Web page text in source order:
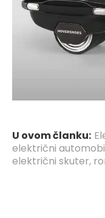
U ovom članku:
električni
električni skuter,